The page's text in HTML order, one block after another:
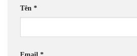
Tên *